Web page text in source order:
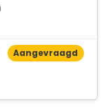
Aangevraagd